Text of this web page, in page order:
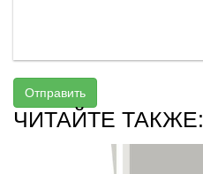
Отправить
ЧИТАЙТЕ ТАКЖЕ: